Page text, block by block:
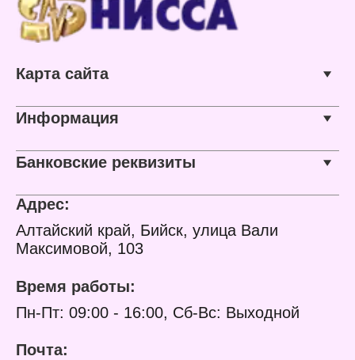
Карта сайта
Информация
Банковские реквизиты
Адрес:
Алтайский край, Бийск, улица Вали
Максимовой, 103
Время работы:
Пн-Пт: 09:00 - 16:00, Сб-Вс: Выходной
Почта: